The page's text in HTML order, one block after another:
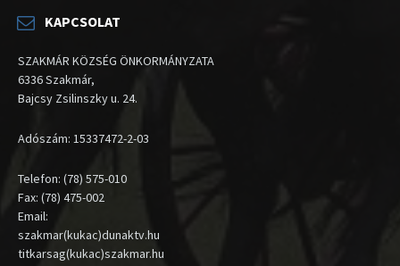
KAPCSOLAT
SZAKMÁR KÖZSÉG ÖNKORMÁNYZATA
6336 Szakmár,
Bajcsy Zsilinszky u. 24.
Adószám: 15337472-2-03
Telefon: (78) 575-010
Fax: (78) 475-002
Email:
szakmar(kukac)dunaktv.hu
titkarsag(kukac)szakmar.hu